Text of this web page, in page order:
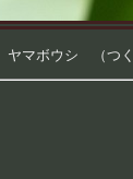
ヤマボウシ （つ